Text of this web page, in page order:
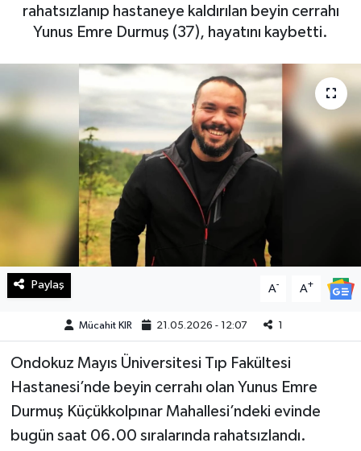
rahatsızlanıp hastaneye kaldırılan beyin cerrahı
Yunus Emre Durmuş (37), hayatını kaybetti.
Paylaş A- A+
Mücahit KIR 21.05.2026 - 12:07 1
Ondokuz Mayıs Üniversitesi Tıp Fakültesi
Hastanesi’nde beyin cerrahı olan Yunus Emre
Durmuş Küçükkolpınar Mahallesi’ndeki evinde
bugün saat 06.00 sıralarında rahatsızlandı.
Haberde İnsan
Kültür Sanat
Magazin
Manşet Altı
Manşetler
Resmi İlan
Sağlık
Spor
SürManşet
Yaşam